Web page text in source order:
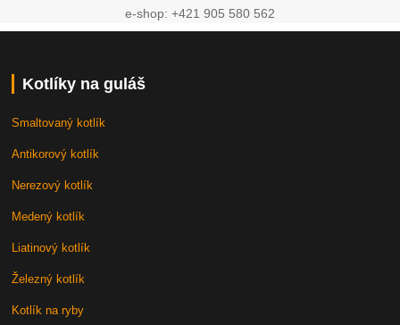
e-shop: +421 905 580 562
Kotlíky na guláš
Smaltovaný kotlík
Antikorový kotlík
Nerezový kotlík
Medený kotlík
Liatinový kotlík
Železný kotlík
Kotlík na ryby